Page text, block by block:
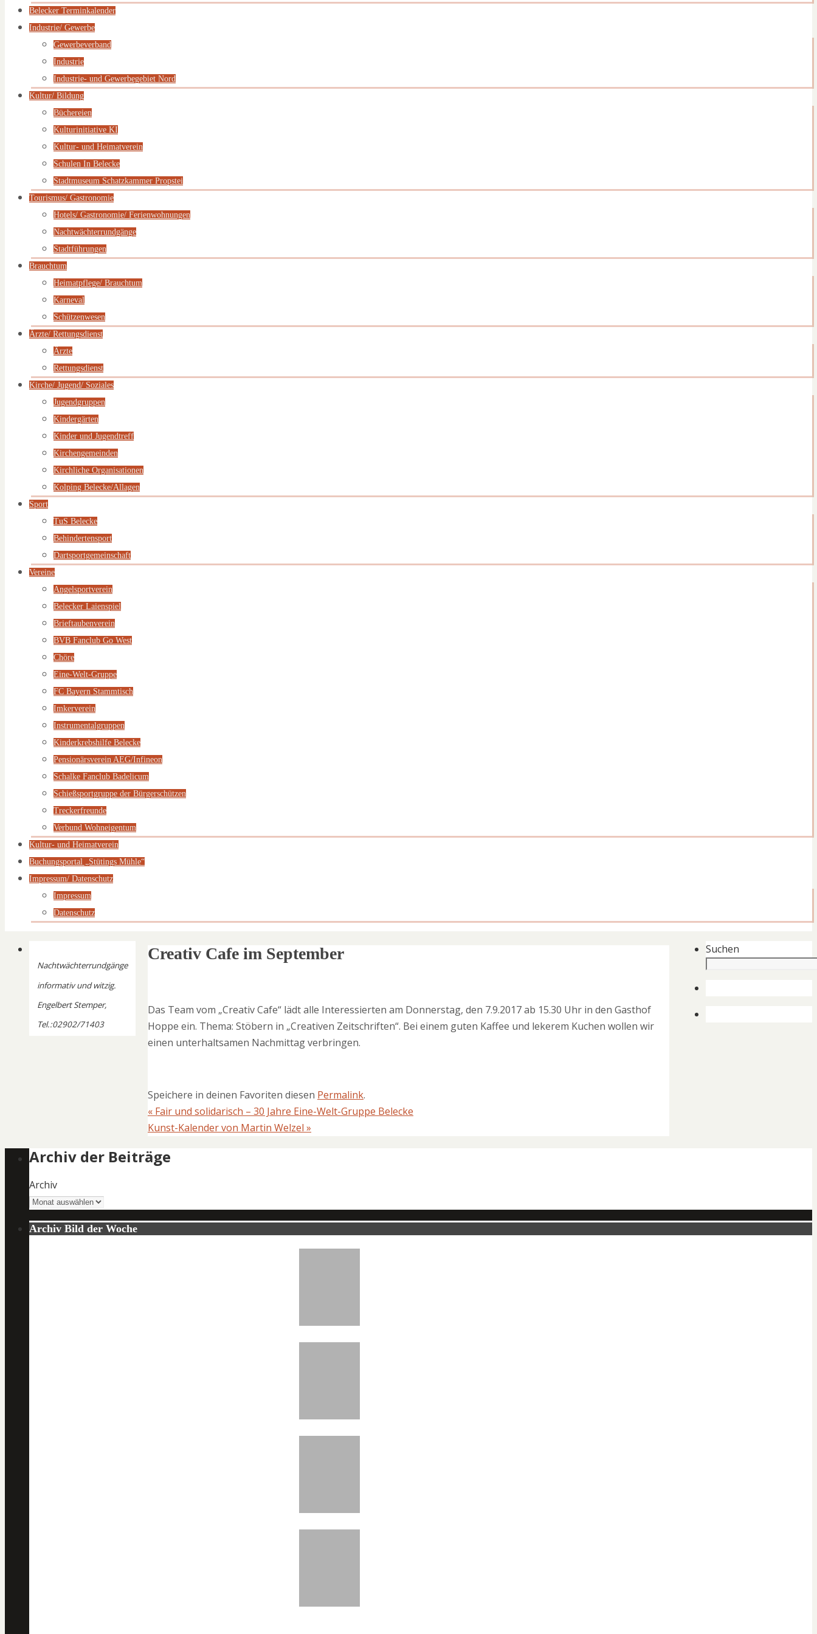
Belecker Terminkalender
Industrie/ Gewerbe
Gewerbeverband
Industrie
Industrie- und Gewerbegebiet Nord
Kultur/ Bildung
Büchereien
Kulturinitiative KI
Kultur- und Heimatverein
Schulen In Belecke
Stadtmuseum Schatzkammer Propstei
Tourismus/ Gastronomie
Hotels/ Gastronomie/ Ferienwohnungen
Nachtwächterrundgänge
Stadtführungen
Brauchtum
Heimatpflege/ Brauchtum
Karneval
Schützenwesen
Ärzte/ Rettungsdienst
Ärzte
Rettungsdienst
Kirche/ Jugend/ Soziales
Jugendgruppen
Kindergärten
Kinder und Jugendtreff
Kirchengemeinden
Kirchliche Organisationen
Kolping Belecke/Allagen
Sport
TuS Belecke
Behindertensport
Dartsportgemeinschaft
Vereine
Angelsportverein
Belecker Laienspiel
Brieftaubenverein
BVB Fanclub Go West
Chöre
Eine-Welt-Gruppe
FC Bayern Stammtisch
Imkerverein
Instrumentalgruppen
Kinderkrebshilfe Belecke
Pensionärsverein AEG/Infineon
Schalke Fanclub Badelicum
Schießsportgruppe der Bürgerschützen
Treckerfreunde
Verbund Wohneigentum
Kultur- und Heimatverein
Buchungsportal „Stütings Mühle“
Impressum/ Datenschutz
Impressum
Datenschutz
Creativ Cafe im September
Das Team vom „Creativ Cafe“ lädt alle Interessierten am Donnerstag, den 7.9.2017 ab 15.30 Uhr in den Gasthof
Hoppe ein. Thema: Stöbern in „Creativen Zeitschriften“. Bei einem guten Kaffee und lekerem Kuchen wollen wir
einen unterhaltsamen Nachmittag verbringen.
Speichere in deinen Favoriten diesen Permalink.
« Fair und solidarisch – 30 Jahre Eine-Welt-Gruppe Belecke
Kunst-Kalender von Martin Welzel »
Nachtwächterrundgänge
informativ und witzig.
Engelbert Stemper,
Tel.:02902/71403
Suchen
Archiv der Beiträge
Archiv
Archiv Bild der Woche